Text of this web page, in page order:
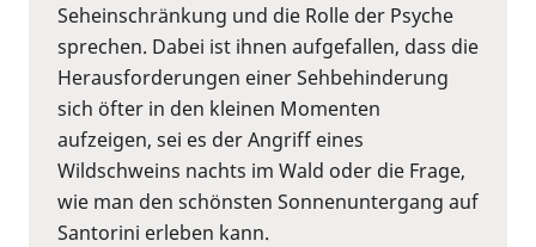
Seheinschränkung und die Rolle der Psyche
sprechen. Dabei ist ihnen aufgefallen, dass die
Herausforderungen einer Sehbehinderung
sich öfter in den kleinen Momenten
aufzeigen, sei es der Angriff eines
Wildschweins nachts im Wald oder die Frage,
wie man den schönsten Sonnenuntergang auf
Santorini erleben kann.